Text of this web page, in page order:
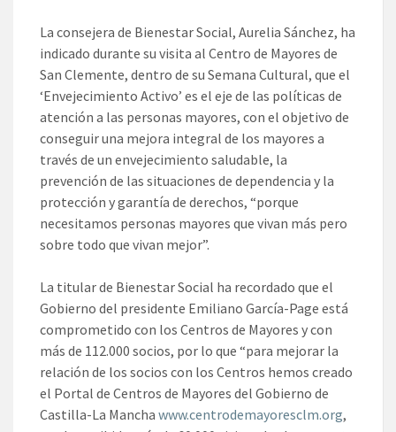
La consejera de Bienestar Social, Aurelia Sánchez, ha
indicado durante su visita al Centro de Mayores de
San Clemente, dentro de su Semana Cultural, que el
‘Envejecimiento Activo’ es el eje de las políticas de
atención a las personas mayores, con el objetivo de
conseguir una mejora integral de los mayores a
través de un envejecimiento saludable, la
prevención de las situaciones de dependencia y la
protección y garantía de derechos, “porque
necesitamos personas mayores que vivan más pero
sobre todo que vivan mejor”.
La titular de Bienestar Social ha recordado que el
Gobierno del presidente Emiliano García-Page está
comprometido con los Centros de Mayores y con
más de 112.000 socios, por lo que “para mejorar la
relación de los socios con los Centros hemos creado
el Portal de Centros de Mayores del Gobierno de
Castilla-La Mancha www.centrodemayoresclm.org,